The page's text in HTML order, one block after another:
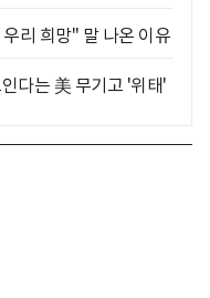
리 희망" 말 나온 이유
다는 美 무기고 '위태'